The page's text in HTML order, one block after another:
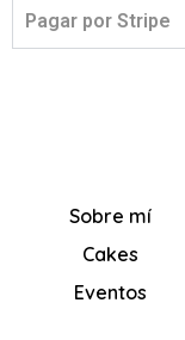
Pagar por Stripe
Sobre mí
Cakes
Eventos